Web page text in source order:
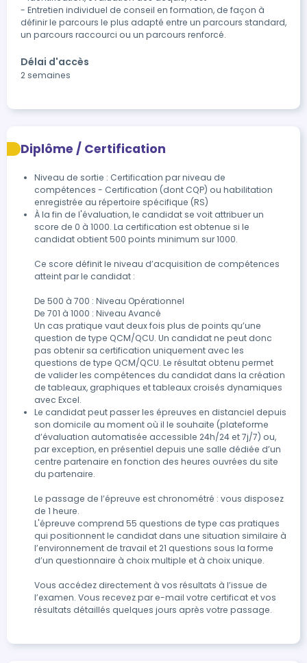
- Entretien individuel de conseil en formation, de façon à
définir le parcours le plus adapté entre un parcours standard,
un parcours raccourci ou un parcours renforcé.
Délai d'accès
2 semaines
Diplôme / Certification
Niveau de sortie : Certification par niveau de
compétences - Certification (dont CQP) ou habilitation
enregistrée au répertoire spécifique (RS)
À la fin de l'évaluation, le candidat se voit attribuer un
score de 0 à 1000. La certification est obtenue si le
candidat obtient 500 points minimum sur 1000.
Ce score définit le niveau d’acquisition de compétences
atteint par le candidat :
De 500 à 700 : Niveau Opérationnel
De 701 à 1000 : Niveau Avancé
Un cas pratique vaut deux fois plus de points qu’une
question de type QCM/QCU. Un candidat ne peut donc
pas obtenir sa certification uniquement avec les
questions de type QCM/QCU. Le résultat obtenu permet
de valider les compétences du candidat dans la création
de tableaux, graphiques et tableaux croisés dynamiques
avec Excel.
Le candidat peut passer les épreuves en distanciel depuis
son domicile au moment où il le souhaite (plateforme
d’évaluation automatisée accessible 24h/24 et 7j/7) ou,
par exception, en présentiel depuis une salle dédiée d’un
centre partenaire en fonction des heures ouvrées du site
du partenaire.
Le passage de l’épreuve est chronométré : vous disposez
de 1 heure.
L'épreuve comprend 55 questions de type cas pratiques
qui positionnent le candidat dans une situation similaire à
l’environnement de travail et 21 questions sous la forme
d’un questionnaire à choix multiple et à choix unique.
Vous accédez directement à vos résultats à l’issue de
l’examen. Vous recevez par e-mail votre certificat et vos
résultats détaillés quelques jours après votre passage.